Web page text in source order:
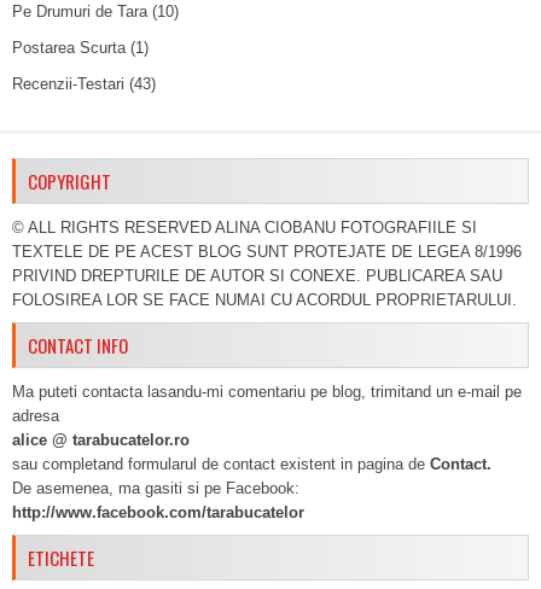
Pe Drumuri de Tara (10)
Postarea Scurta (1)
Recenzii-Testari (43)
COPYRIGHT
© ALL RIGHTS RESERVED ALINA CIOBANU FOTOGRAFIILE SI
TEXTELE DE PE ACEST BLOG SUNT PROTEJATE DE LEGEA 8/1996
PRIVIND DREPTURILE DE AUTOR SI CONEXE. PUBLICAREA SAU
FOLOSIREA LOR SE FACE NUMAI CU ACORDUL PROPRIETARULUI.
CONTACT INFO
Ma puteti contacta lasandu-mi comentariu pe blog, trimitand un e-mail pe
adresa
alice @ tarabucatelor.ro
sau completand formularul de contact existent in pagina de Contact.
De asemenea, ma gasiti si pe Facebook:
http://www.facebook.com/tarabucatelor
ETICHETE